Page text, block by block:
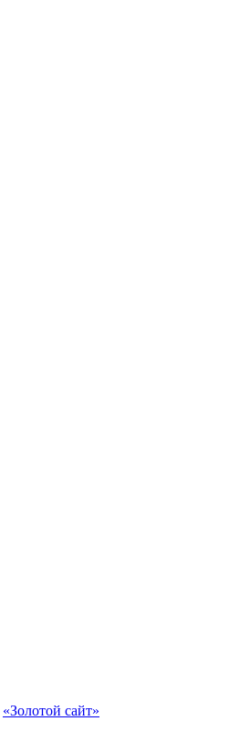
«Золотой сайт»